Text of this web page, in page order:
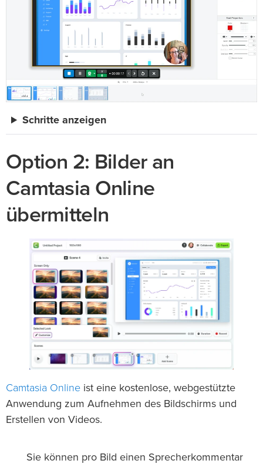
Schritte anzeigen
Option 2: Bilder an
Camtasia Online
übermitteln
Camtasia Online ist eine kostenlose, webgestützte
Anwendung zum Aufnehmen des Bildschirms und
Erstellen von Videos.
Sie können pro Bild einen Sprecherkommentar